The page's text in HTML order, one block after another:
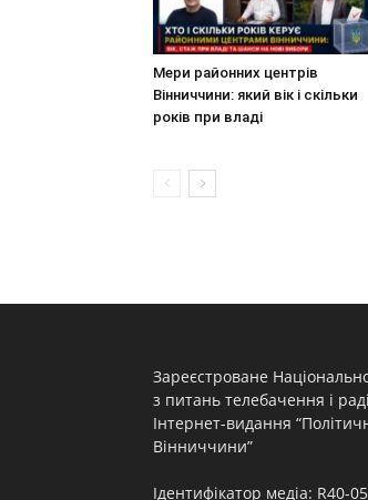
Мери районних центрів
Вінниччини: який вік і скільки
років при владі
Зареєстроване
з питань телебачення і
Інтернет-видання
Вінниччини”
Ідентифікатор медіа: R40-